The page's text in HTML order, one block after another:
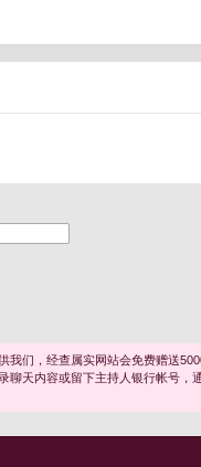
们，经查属实网站会免费赠送
聊天内容或留下主持人银行帐号，